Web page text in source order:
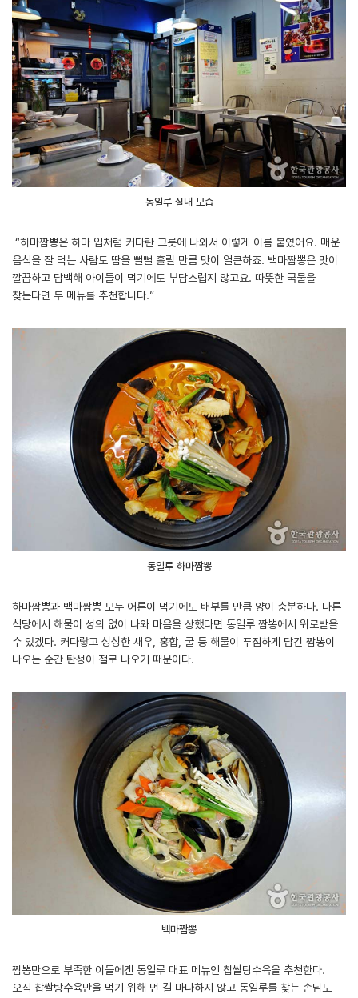
동일루 실내 모습
“하마짬뽕은 하마 입처럼 커다란 그릇에 나와서 이렇게 이름 붙였어요. 매운
음식을 잘 먹는 사람도 땀을 뻘뻘 흘릴 만큼 맛이 얼큰하죠. 백마짬뽕은 맛이
깔끔하고 담백해 아이들이 먹기에도 부담스럽지 않고요. 따뜻한 국물을
찾는다면 두 메뉴를 추천합니다.”
동일루 하마짬뽕
하마짬뽕과 백마짬뽕 모두 어른이 먹기에도 배부를 만큼 양이 충분하다. 다른
식당에서 해물이 성의 없이 나와 마음을 상했다면 동일루 짬뽕에서 위로받을
수 있겠다. 커다랗고 싱싱한 새우, 홍합, 굴 등 해물이 푸짐하게 담긴 짬뽕이
나오는 순간 탄성이 절로 나오기 때문이다.
백마짬뽕
짬뽕만으로 부족한 이들에겐 동일루 대표 메뉴인 찹쌀탕수육을 추천한다.
오직 찹쌀탕수육만을 먹기 위해 먼 길 마다하지 않고 동일루를 찾는 손님도